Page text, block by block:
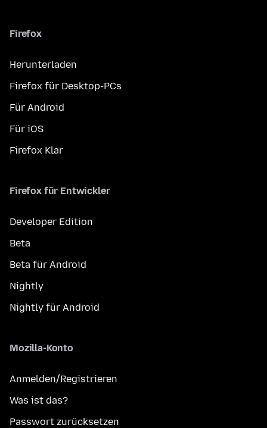
Firefox
Herunterladen
Firefox für Desktop-PCs
Für Android
Für iOS
Firefox Klar
Firefox für Entwickler
Developer Edition
Beta
Beta für Android
Nightly
Nightly für Android
Mozilla-Konto
Anmelden/Registrieren
Was ist das?
Passwort zurücksetzen